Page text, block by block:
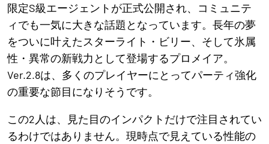
限定S級エージェントが正式公開され、コミュニテ
ィでも一気に大きな話題となっています。長年の夢
をついに叶えたスターライト・ビリー、そして氷属
性・異常の新戦力として登場するプロメイア。
Ver.2.8は、多くのプレイヤーにとってパーティ強化
の重要な節目になりそうです。
この2人は、見た目のインパクトだけで注目されてい
るわけではありません。現時点で見えている性能の